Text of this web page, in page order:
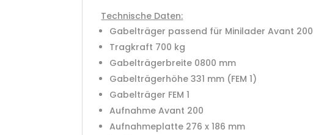
Technische Daten:
Gabelträger passend für Minilader Avant 200
Tragkraft 700 kg
Gabelträgerbreite 0800 mm
Gabelträgerhöhe 331 mm (FEM 1)
Gabelträger FEM 1
Aufnahme Avant 200
Aufnahmeplatte 276 x 186 mm